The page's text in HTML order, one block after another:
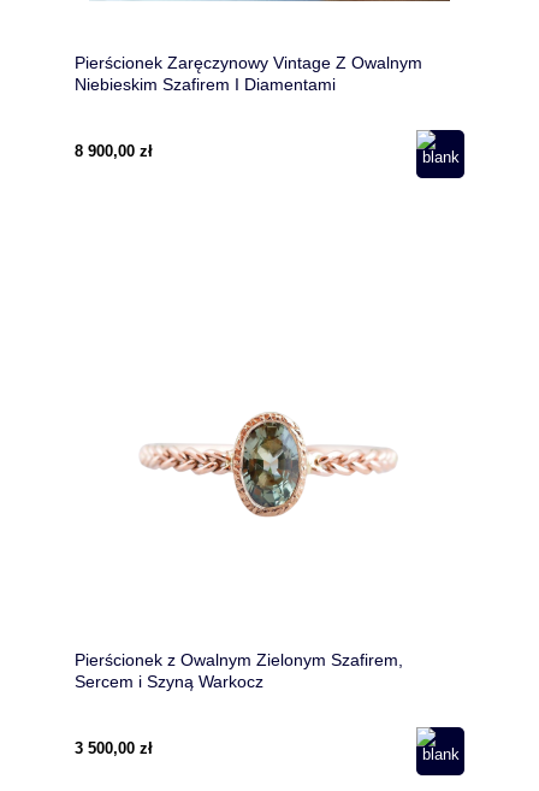
Pierścionek Zaręczynowy Vintage Z Owalnym
Niebieskim Szafirem I Diamentami
8 900,00 zł
Pierścionek z Owalnym Zielonym Szafirem,
Sercem i Szyną Warkocz
3 500,00 zł